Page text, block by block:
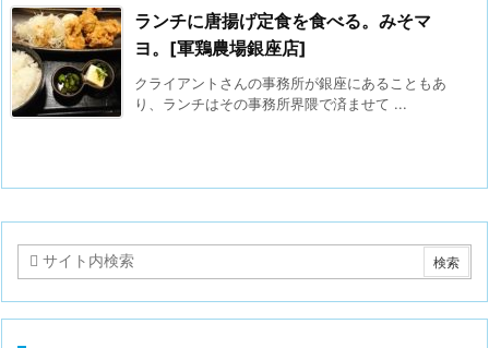
ランチに唐揚げ定食を食べる。みそマ
ヨ。[軍鶏農場銀座店]
クライアントさんの事務所が銀座にあることもあ
り、ランチはその事務所界隈で済ませて ...